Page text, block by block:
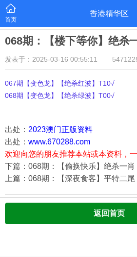
首页
香港精华区
068期：【楼下等你】绝杀
发表于：2025-03-16 00:55:11
067期【变色龙】【绝杀红波】T10√
068期【变色龙】【绝杀绿波】T00√
出处： 2023澳门正版资料
出处： www.670288.com
欢迎向您的朋友推荐本站或本资料，一
下篇：068期：【偷换快乐】绝杀一肖
上篇：068期：【深夜食客】平特二尾
返回首页